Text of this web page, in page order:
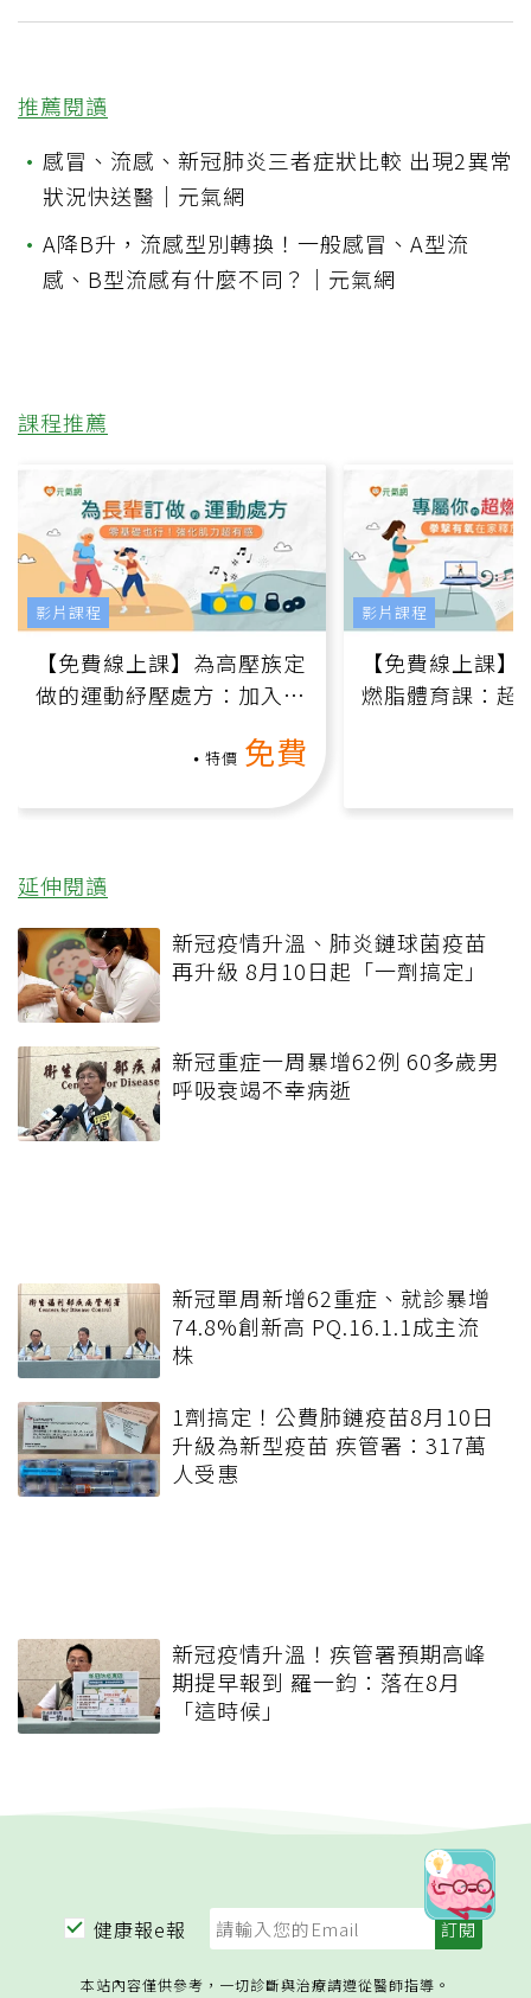
推薦閱讀
• 感冒、流感、新冠肺炎三者症狀比較 出現2異常
狀況快送醫｜元氣網
• A降B升，流感型別轉換！一般感冒、A型流
感、B型流感有什麼不同？｜元氣網
課程推薦
【免費線上課】為高壓族定
做的運動紓壓處方：加入行
特價 免費
影片課程
【免費線上課
燃脂體育課：超
影片課程
延伸閱讀
新冠疫情升溫、肺炎鏈球菌疫苗
再升級 8月10日起「一劑搞定」
新冠重症一周暴增62例 60多歲男
呼吸衰竭不幸病逝
新冠單周新增62重症、就診暴增
74.8%創新高 PQ.16.1.1成主流
株
1劑搞定！公費肺鏈疫苗8月10日
升級為新型疫苗 疾管署：317萬
人受惠
新冠疫情升溫！疾管署預期高峰
期提早報到 羅一鈞：落在8月
「這時候」
健康報e報
本站內容僅供參考，一切診斷與治療請遵從醫師指導。